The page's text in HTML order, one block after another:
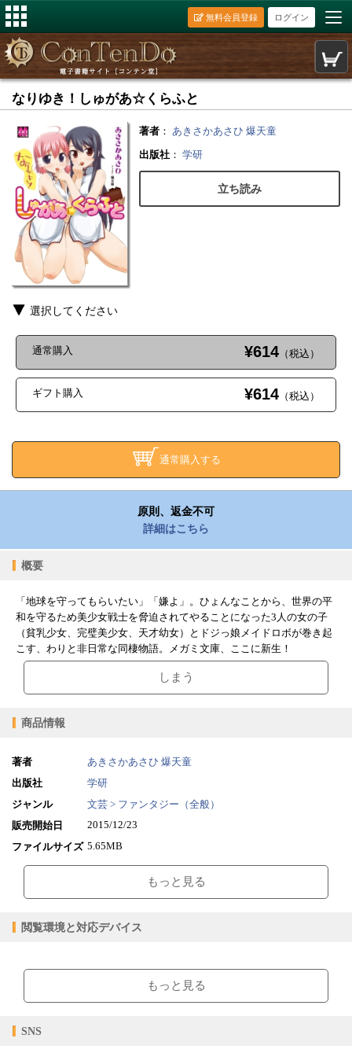
ログイン
無料会員登録
なりゆき！しゅがあ☆くらふと
著者 ： あきさかあさひ 爆天童
出版社 ： 学研
立ち読み
選択してください
通常購入 ¥614 （税込）
ギフト購入 ¥614 （税込）
通常購入する
原則、返金不可
詳細はこちら
概要
「地球を守ってもらいたい」「嫌よ」。ひょんなことから、世界の平
和を守るため美少女戦士を脅迫されてやることになった3人の女の子
（貧乳少女、完璧美少女、天才幼女）とドジっ娘メイドロボが巻き起
こす、わりと非日常な同棲物語。メガミ文庫、ここに新生！
しまう
商品情報
著者 あきさかあさひ 爆天童
出版社
学研
ジャンル
文芸 > ファンタジー（全般）
販売開始日
2015/12/23
ファイルサイズ 5.65MB
ファイル形式
epub
購入
レンタル
閲覧可能期間
もっと見る
閲覧環境と対応デバイス
ブラウザビューア・PC版ConTenDoビューア・モバイルビューア
【対応デバイス】
もっと見る
SNS